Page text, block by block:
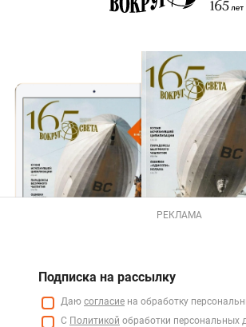
РЕКЛАМА
Подписка на рассылку
Даю согласие на обработку
С Политикой обработки персональных